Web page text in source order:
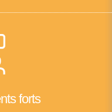
forts